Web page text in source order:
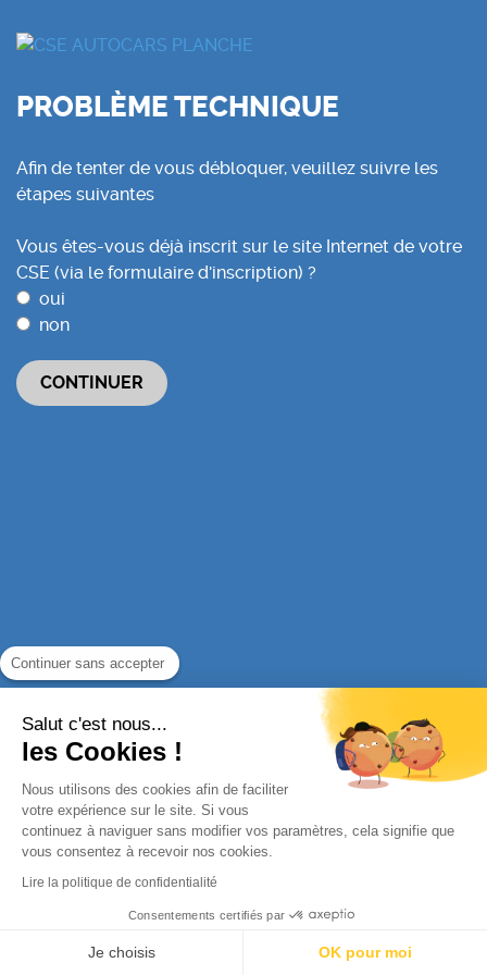
Continuer sans accepter
Salut c'est nous...
les Cookies !
Nous utilisons des cookies afin de faciliter
votre expérience sur le site. Si vous
continuez à naviguer sans modifier vos paramètres, cela signifie que
vous consentez à recevoir nos cookies.
Lire la politique de confidentialité
Consentements certifiés par
Je choisis OK pour moi
PROBLÈME TECHNIQUE
Afin de tenter de vous débloquer, veuillez suivre les
étapes suivantes
Vous êtes-vous déjà inscrit sur le site Internet de votre
CSE (via le formulaire d'inscription) ?
oui
non
CONTINUER